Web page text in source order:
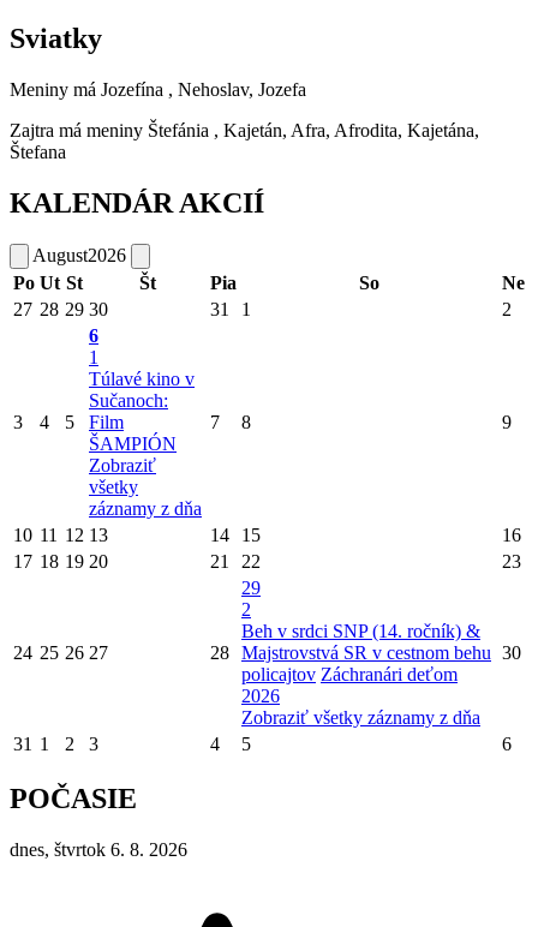
Sviatky
Meniny má Jozefína , Nehoslav, Jozefa
Zajtra má meniny Štefánia , Kajetán, Afra, Afrodita, Kajetána,
Štefana
KALENDÁR AKCIÍ
August2026
Po Ut St Št Pia So
Ne
27 28 29 30 31 1 2
3 4 5
6
1
Túlavé kino v
Sučanoch:
Film
ŠAMPIÓN
Zobraziť
všetky
záznamy z dňa
7 8 9
10 11 12 13 14 15
16
17 18 19 20 21 22 23
24 25 26 27 28
29
2
Beh v srdci SNP (14. ročník) &
Majstrovstvá SR v cestnom behu
policajtov Záchranári deťom
2026
Zobraziť všetky záznamy z dňa
30
31 1 2 3 4 5 6
POČASIE
dnes, štvrtok 6. 8. 2026